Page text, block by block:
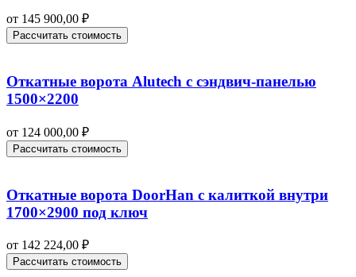
от 145 900,00 ₽
Рассчитать стоимость
Откатные ворота Alutech с сэндвич-панелью
1500×2200
от 124 000,00 ₽
Рассчитать стоимость
Откатные ворота DoorHan с калиткой внутри
1700×2900 под ключ
от 142 224,00 ₽
Рассчитать стоимость